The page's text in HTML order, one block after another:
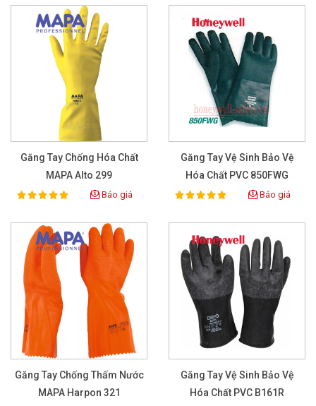
Găng Tay Chống Hóa Chất
MAPA Alto 299
Rating:
100% Báo giá
Găng Tay Vệ Sinh Bảo Vệ
Hóa Chất PVC 850FWG
Rating:
100% Báo giá
Găng Tay Chống Thấm Nước
MAPA Harpon 321
Găng Tay Vệ Sinh Bảo Vệ
Hóa Chất PVC B161R